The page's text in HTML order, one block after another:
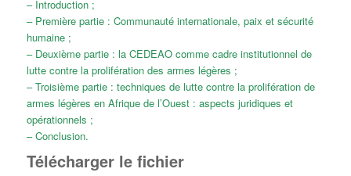
– Introduction ;
– Première partie : Communauté internationale, paix et sécurité
humaine ;
– Deuxième partie : la CEDEAO comme cadre institutionnel de
lutte contre la prolifération des armes légères ;
– Troisième partie : techniques de lutte contre la prolifération de
armes légères en Afrique de l’Ouest : aspects juridiques et
opérationnels ;
– Conclusion.
Télécharger le fichier